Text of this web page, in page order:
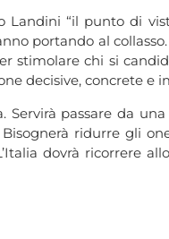
“il punto di
portando al
stimolare chi si
decisive, concrete e
passare da
ridurre gli
dovrà ricorrere